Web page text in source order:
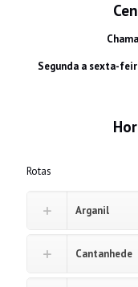
Segunda a sexta-
Rotas
Arganil
Cantanhede